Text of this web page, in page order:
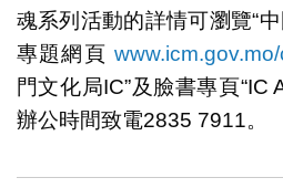
魂系列活動的詳情可瀏覽“
專題網頁
門文化局IC”及臉書專頁“IC
辦公時間致電2835 7911。